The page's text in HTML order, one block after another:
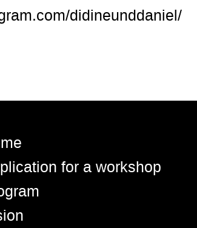
didineunddaniel/
for a workshop